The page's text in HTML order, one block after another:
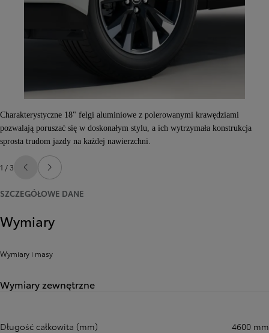
Charakterystyczne 18" felgi aluminiowe z polerowanymi krawędziami
pozwalają poruszać się w doskonałym stylu, a ich wytrzymała konstrukcja
sprosta trudom jazdy na każdej nawierzchni.
1 / 3 PoprzedniNastępny
SZCZEGÓŁOWE DANE
Wymiary
Wymiary i masy
Wymiary zewnętrzne
Długość całkowita (mm) 4600 mm